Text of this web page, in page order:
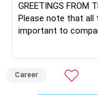
I would not judge
Some are sector,
For an 82-year-old
GREETINGS FROM
Please note that all
important to
which the
institution's name.
at the faculty
infrastructure, like
Career